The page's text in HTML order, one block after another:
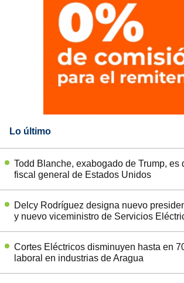
Lo último
Todd Blanche, exabogado de Trump, es
fiscal general de Estados Unidos
Delcy Rodríguez designa nuevo
y nuevo viceministro de Servicios
Cortes Eléctricos disminuyen hasta en
laboral en industrias de Aragua